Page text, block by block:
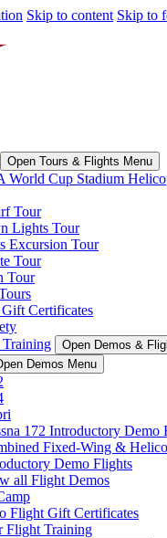
Skip to content Skip to
Open Tours & Flights Menu
World Cup Stadium
Tour
Lights Tour
Excursion Tour
Tour
Tour
Certificates
Open Demos &
Demos Menu
172 Introductory Demo
Fixed-Wing &
Demo Flights
all Flight Demos
Flight Gift Certificates
Flight Training